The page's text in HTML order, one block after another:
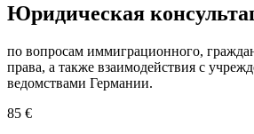
Юридическая
по вопросам иммиграционного,
права, а также взаимодействия с
ведомствами Германии.
85 €